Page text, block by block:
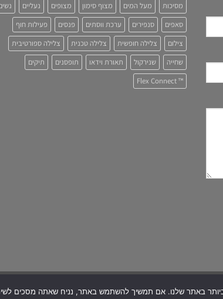
מסיכות
מעל המים מצוף סימון מצופים נעליים
סאפים
סנפירים ערכת ווסתים פנסים
פעילות חוף
צילום
צלילה חופשית צלילה טכנית
צלילה ספורטיבית
שחייה
שנירקול תאורת וידאו תופסנים
תיקים
™ Flex Connect